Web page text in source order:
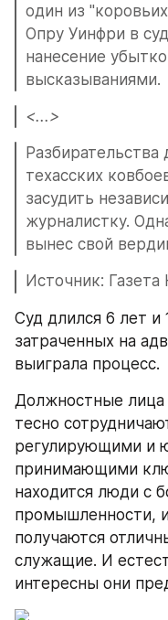
один из
Опру Уинфри в
нанесение
высказываниями.
<...>
техасских
засудить
журналистку.
вынес свой
Источник:
Суд длился 6 лет и
затраченных на
выиграла процесс.
Должностные лица
тесно
регулирующими и
принимающими
находится люди с
промышленности,
получаются
служащие. И
интересны они